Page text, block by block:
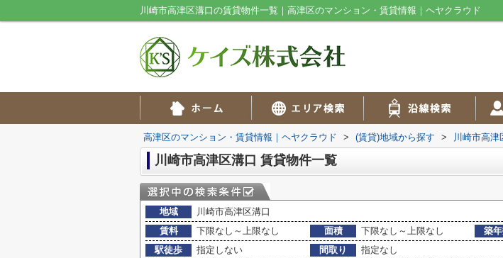
川崎市高津区溝口の賃貸物件一覧｜高津区のマンション・賃貸情報｜ヘヤクラウド
高津区のマンション・賃貸情報｜ヘヤクラウド > (賃貸)地域から探す > 川崎市高津
川崎市高津区溝口 賃貸物件一覧
地域
川崎市高津区溝口
賃料
下限なし～上限なし 面積 下限なし～上限なし 築
駅徒歩
指定しない 間取り
指定なし